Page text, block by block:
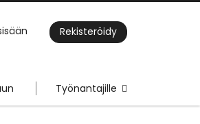
Rekisteröidy
Työnantajille